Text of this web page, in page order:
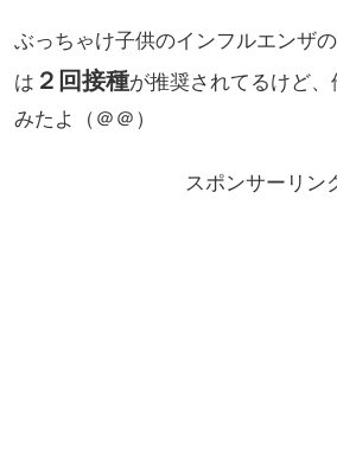
ぶっちゃけ子供のインフルエンザ
は ２回接種が推奨されてるけど
みたよ（＠＠）
スポンサーリン